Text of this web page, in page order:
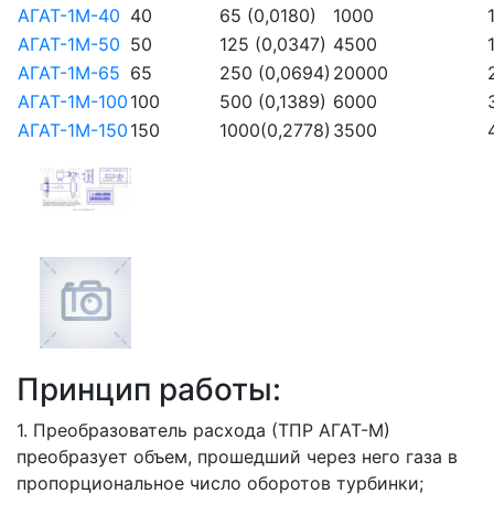
АГАТ-1М-40 40 65 (0,0180) 1000
АГАТ-1М-50 50 125 (0,0347) 4500
АГАТ-1М-65 65 250 (0,0694) 20000
АГАТ-1М-100 100 500 (0,1389) 6000
АГАТ-1М-150 150 1000(0,2778) 3500
Принцип работы:
1. Преобразователь расхода (ТПР АГАТ-М)
преобразует объем, прошедший через него газа в
пропорциональное число оборотов турбинки;